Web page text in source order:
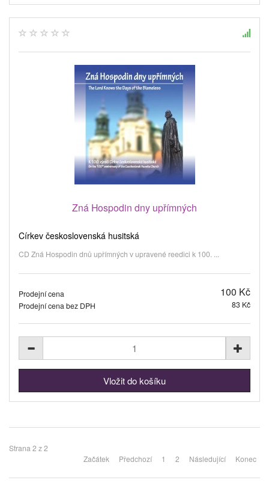
Zná Hospodin dny upřímných
Církev československá husitská
CD Zná Hospodin dnů upřímných v upravené reedici k 100. ...
Prodejní cena 100 Kč
Prodejní cena bez DPH 83 Kč
Strana 2 z 2
Začátek
Předchozí 1 2 Následující Konec